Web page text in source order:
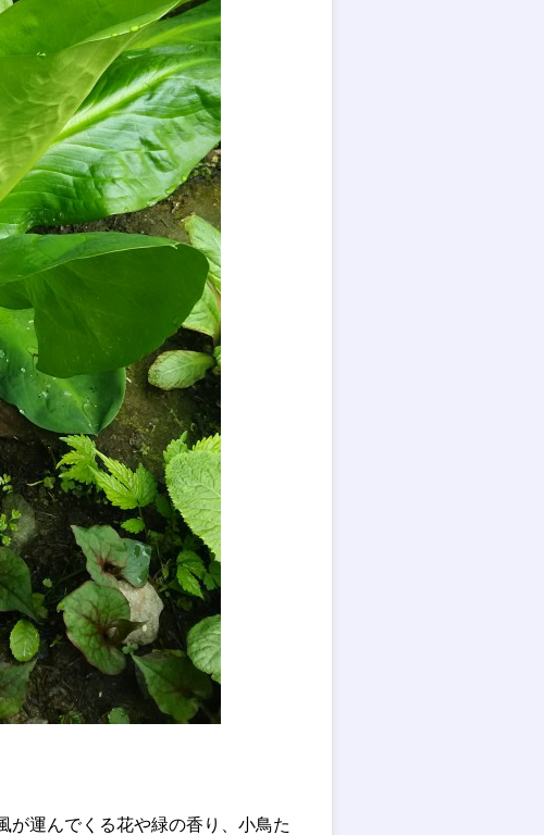
が運んでくる花や緑の香り、小鳥た